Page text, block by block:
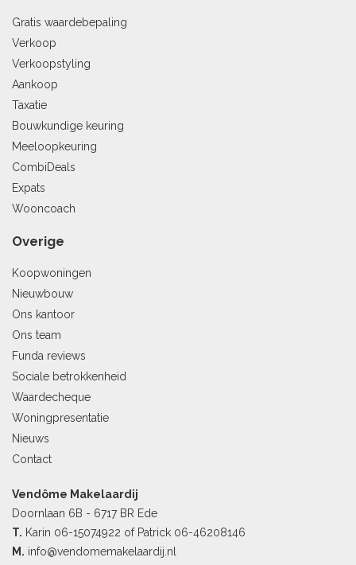
Gratis waardebepaling
Verkoop
Verkoopstyling
Aankoop
Taxatie
Bouwkundige keuring
Meeloopkeuring
CombiDeals
Expats
Wooncoach
Overige
Koopwoningen
Nieuwbouw
Ons kantoor
Ons team
Funda reviews
Sociale betrokkenheid
Waardecheque
Woningpresentatie
Nieuws
Contact
Vendôme Makelaardij
Doornlaan 6B - 6717 BR Ede
T. Karin 06-15074922 of Patrick 06-46208146
M. info@vendomemakelaardij.nl